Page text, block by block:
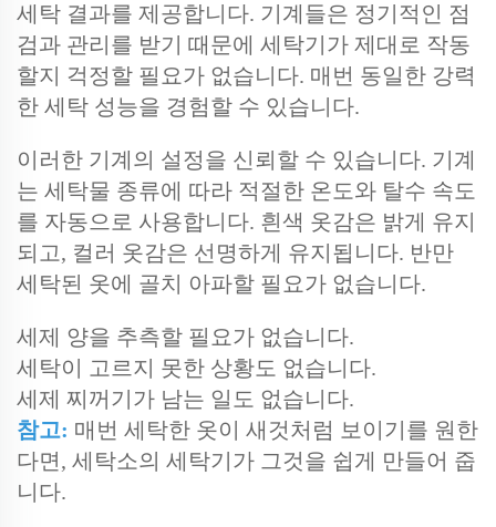
세탁 결과를 제공합니다. 기계들은 정기적인 점
검과 관리를 받기 때문에 세탁기가 제대로 작동
할지 걱정할 필요가 없습니다. 매번 동일한 강력
한 세탁 성능을 경험할 수 있습니다.
이러한 기계의 설정을 신뢰할 수 있습니다. 기계
는 세탁물 종류에 따라 적절한 온도와 탈수 속도
를 자동으로 사용합니다. 흰색 옷감은 밝게 유지
되고, 컬러 옷감은 선명하게 유지됩니다. 반만
세탁된 옷에 골치 아파할 필요가 없습니다.
세제 양을 추측할 필요가 없습니다.
세탁이 고르지 못한 상황도 없습니다.
세제 찌꺼기가 남는 일도 없습니다.
참고: 매번 세탁한 옷이 새것처럼 보이기를 원한
다면, 세탁소의 세탁기가 그것을 쉽게 만들어 줍
니다.